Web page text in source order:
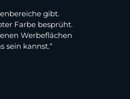
gibt.
Farbe besprüht.
Werbeflächen
sein kannst.“